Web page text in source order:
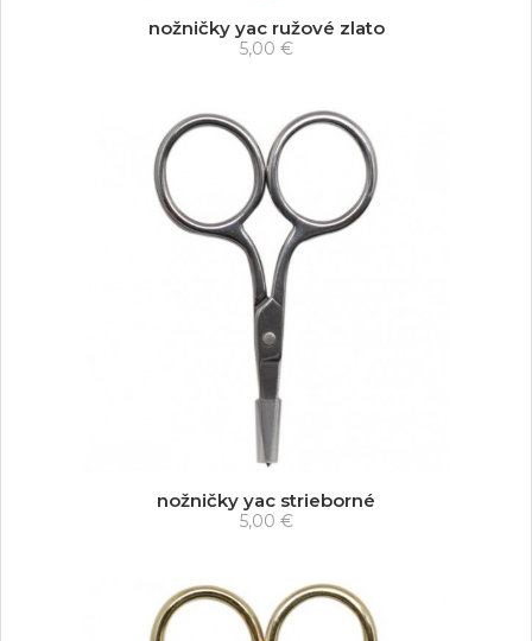
nožničky yac ružové zlato
5,00 €
nožničky yac strieborné
5,00 €